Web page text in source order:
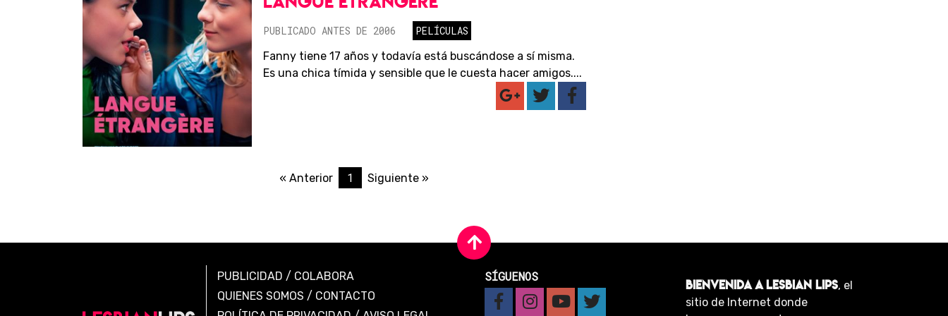
PUBLICADO ANTES DE 2006
PELÍCULAS
Fanny tiene 17 años y todavía está buscándose a sí misma.
Es una chica tímida y sensible que le cuesta hacer amigos....
« Anterior 1 Siguiente »
PUBLICIDAD / COLABORA
QUIENES SOMOS / CONTACTO
SÍGUENOS
BIENVENIDA A LESBIAN LIPS, el
sitio de Internet donde